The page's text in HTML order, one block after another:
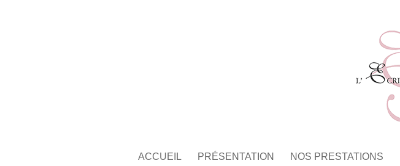
ACCUEIL PRÉSENTATION NOS PRESTATIONS